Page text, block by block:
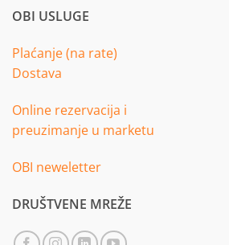
OBI USLUGE
Plaćanje (na rate)
Dostava
Online rezervacija i
preuzimanje u marketu
OBI neweletter
DRUŠTVENE MREŽE